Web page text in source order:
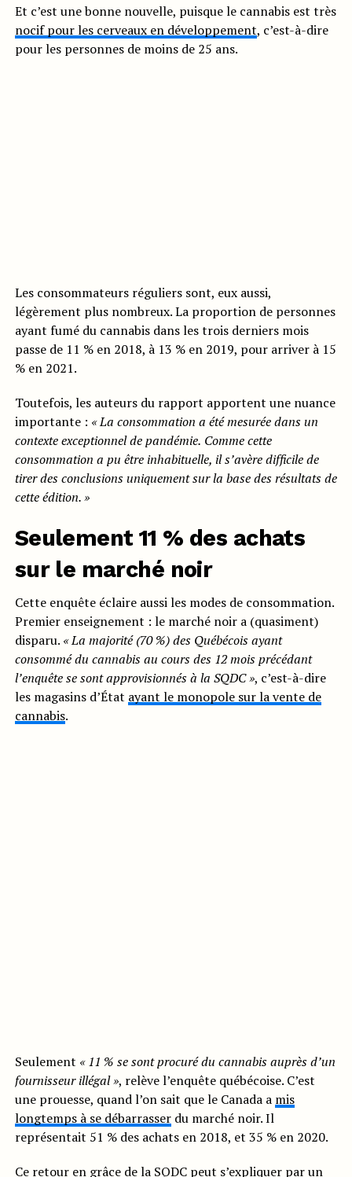
Et c’est une bonne nouvelle, puisque le cannabis est très
nocif pour les cerveaux en développement, c’est-à-dire
pour les personnes de moins de 25 ans.
Les consommateurs réguliers sont, eux aussi,
légèrement plus nombreux. La proportion de personnes
ayant fumé du cannabis dans les trois derniers mois
passe de 11 % en 2018, à 13 % en 2019, pour arriver à 15
% en 2021.
Toutefois, les auteurs du rapport apportent une nuance
importante : «La consommation a été mesurée dans un
contexte exceptionnel de pandémie. Comme cette
consommation a pu être inhabituelle, il s’avère difficilede
tirer des conclusions uniquement sur la base desrésultats de
cette édition. »
Seulement 11 % des achats
sur le marché noir
Cette enquête éclaire aussi les modes de consommation.
Premier enseignement : le marché noir a (quasiment)
disparu. «La majorité (70 %) des Québécois ayant
consommé du cannabis au cours des 12 mois précédant
l’enquête sesont approvisionnés à la SQDC », c’est-à-dire
les magasins d’État ayant le monopole sur la vente de
cannabis.
Seulement «11 % se sont procuré du cannabis auprèsd’un
fournisseur illégal », relève l’enquête québécoise. C’est
une prouesse, quand l’on sait que le Canada a mis
longtemps à se débarrasserdu marché noir. Il
représentait 51 % des achats en 2018, et 35 % en 2020.
Ce retour en grâce de la SQDC peut s’expliquer par un